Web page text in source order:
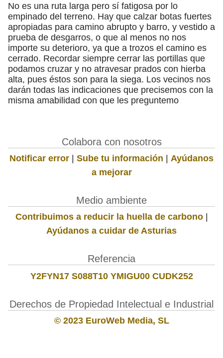
No es una ruta larga pero sí fatigosa por lo
empinado del terreno. Hay que calzar botas fuertes
apropiadas para camino abrupto y barro, y vestido a
prueba de desgarros, o que al menos no nos
importe su deterioro, ya que a trozos el camino es
cerrado. Recordar siempre cerrar las portillas que
podamos cruzar y no atravesar prados con hierba
alta, pues éstos son para la siega. Los vecinos nos
darán todas las indicaciones que precisemos con la
misma amabilidad con que les preguntemo
Colabora con nosotros
Notificar error | Sube tu información | Ayúdanos
a mejorar
Medio ambiente
Contribuimos a reducir la huella de carbono|
Ayúdanos a cuidar de Asturias
Referencia
Y2FYN17 S088T10 YMIGU00 CUDK252
Derechos de Propiedad Intelectual e Industrial
© 2023 EuroWeb Media, SL